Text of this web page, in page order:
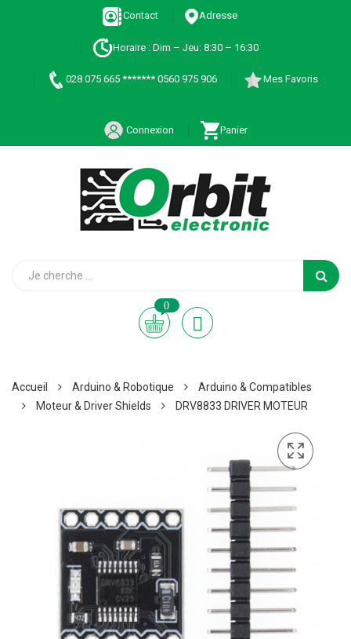
Contact Adresse
Horaire : Dim – Jeu: 8:30 – 16:30
028 075 665 ******* 0560 975 906 Mes Favoris
Connexion Panier
0
Accueil Arduino & Robotique
Arduino & Compatibles
Moteur & Driver Shields
DRV8833 DRIVER MOTEUR